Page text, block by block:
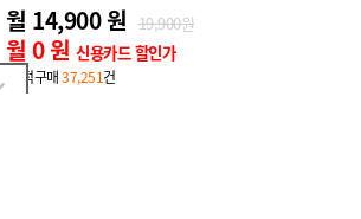
월 9,950 원10개월 후 월
월 0 원 신용카드 할인가
·누적구매1,998건